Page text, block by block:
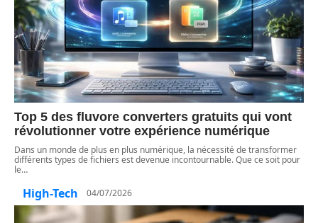
Top 5 des fluvore converters gratuits qui vont
révolutionner votre expérience numérique
Dans un monde de plus en plus numérique, la nécessité de transformer
différents types de fichiers est devenue incontournable. Que ce soit pour
le…
High-Tech 04/07/2026